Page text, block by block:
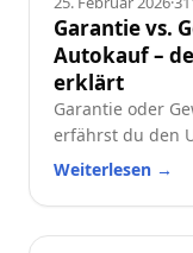
Garantie vs.
Autokauf –
erklärt
Garantie oder
erfährst du den
und worauf du
Weiterlesen →